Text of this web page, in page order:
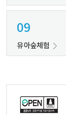
09
유아숲체험